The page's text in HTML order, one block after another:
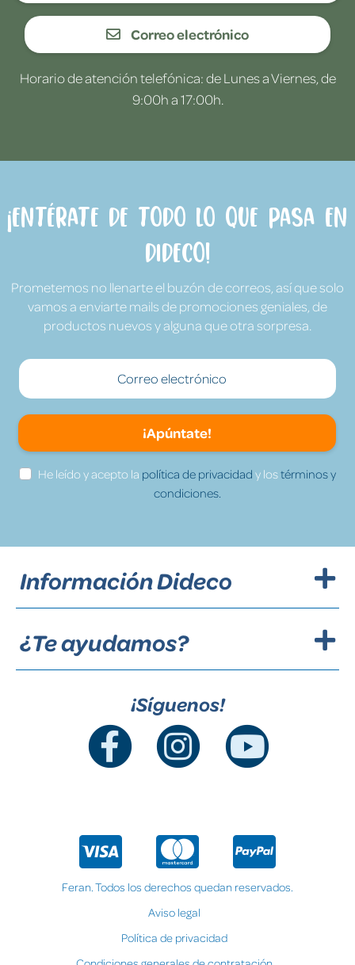
Correo electrónico
Horario de atención telefónica: de Lunes a Viernes, de
9:00h a 17:00h.
¡Entérate de todo lo que pasa en
Dideco!
Prometemos no llenarte el buzón de correos, así que solo
vamos a enviarte mails de promociones geniales, de
productos nuevos y alguna que otra sorpresa.
¡Apúntate!
He leído y acepto la política de privacidad y lostérminos y
condiciones.
Información Dideco
¿Te ayudamos?
¡Síguenos!
Feran. Todos los derechos quedan reservados.
Aviso legal
Política de privacidad